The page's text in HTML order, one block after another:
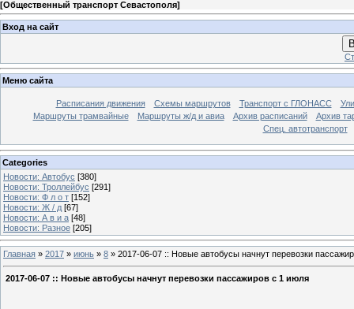
[Общественный транспорт Севастополя]
Вход на сайт
Меню сайта
Расписания движения Схемы маршрутов Транспорт с ГЛОНАСС
Маршруты трамвайные
Маршруты ж/д и авиа Архив расписаний
Архив
Спец. автотранспорт
Categories
Новости: Автобус [380]
Новости: Троллейбус [291]
Новости: Ф л о т [152]
Новости: Ж / д [67]
Новости: А в и а [48]
Новости: Разное [205]
Главная » 2017 » июнь » 8 » 2017-06-07 :: Новые автобусы начнут перевозки
2017-06-07 :: Новые автобусы начнут перевозки пассажиров с 1 июля